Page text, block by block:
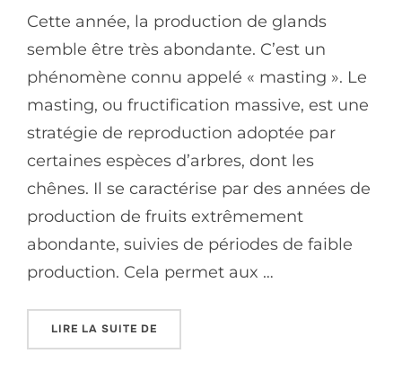
Cette année, la production de glands
semble être très abondante. C’est un
phénomène connu appelé « masting ». Le
masting, ou fructification massive, est une
stratégie de reproduction adoptée par
certaines espèces d’arbres, dont les
chênes. Il se caractérise par des années de
production de fruits extrêmement
abondante, suivies de périodes de faible
production. Cela permet aux …
LIRE LA SUITE DE